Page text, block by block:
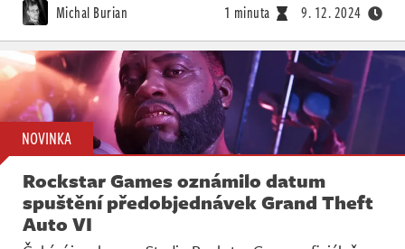
Michal Burian 1 minuta 9. 12. 2024
NOVINKA
Rockstar Games oznámilo datum
spuštění předobjednávek Grand Theft
Auto VI